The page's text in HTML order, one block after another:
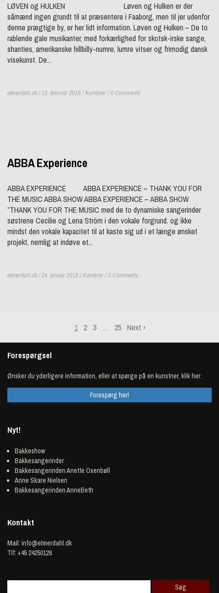
LØVEN og HULKEN Løven og Hulken er der
såmænd ingen grundt til at præsentere i Faaborg, men til jer udenfor
denne prægtige by, er her lidt information. Løven og Hulken – De to
rablende gale musikanter, med forkærlighed for skotsk-irske sange,
shanties, amerikanske hillbilly-numre, lumre vitser og frimodig dansk
visekunst. De...
elmerdahl.dk / 12. februar 2018 /Kunstner/ 0 Comments
ABBA Experience
ABBA EXPERIENCE ABBA EXPERIENCE – THANK YOU FOR
THE MUSIC ABBA SHOW ABBA EXPERIENCE – ABBA SHOW
”THANK YOU FOR THE MUSIC med de to dynamiske sangerinder
søstrene Cecilie og Lena Ström i den vokale forgrund. og ikke
mindst den vokale kapacitet til at kaste sig ud i et længe ønsket
projekt, nemlig at indøve et...
elmerdahl.dk / 24. januar 2018 /Kunstner/ 0 Comments
1 2 3 … 25 Next ›
Forespørgsel
Ønsker du yderligere information, eller at spørge på en kunstner, klik her:
Forespørg her!
Nyt!
Bakkeshow
Bakkesangerinder
Bakkesangerinden Anette Oxenbøll
Anne Skare Nielsen
Bakkesangerinden AnneBeth
Kontakt
Mail: info@elmerdahl.dk
Tlf: +45 24250128